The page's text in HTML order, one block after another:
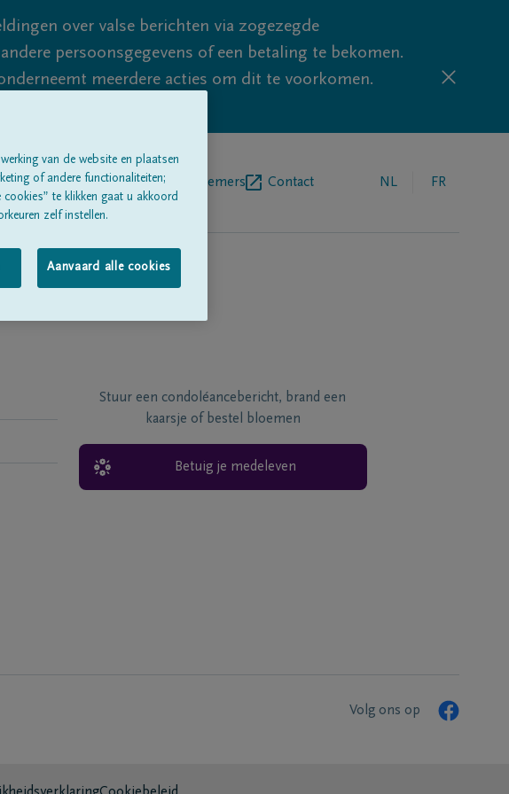
over valse berichten via zogezegde
persoonsgegevens of een betaling te bekomen.
meerdere acties om dit te voorkomen.
Over onsBegrafenisondernemers Contact NL FR
Stuur een condoléancebericht, brand een
kaarsje of bestel bloemen
Betuig je medeleven
Volg ons op
van de website en plaatsen
of andere functionaliteiten;
te klikken gaat u akkoord
zelf instellen.
Aanvaard alle cookies